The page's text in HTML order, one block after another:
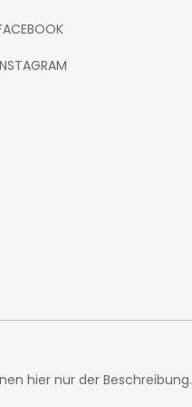
hier nur der Beschreibung.